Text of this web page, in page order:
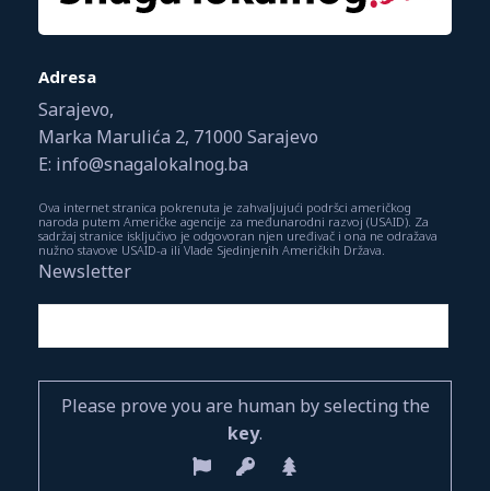
Adresa
Sarajevo,
Marka Marulića 2, 71000 Sarajevo
E: info@snagalokalnog.ba
Ova internet stranica pokrenuta je zahvaljujući podršci američkog
naroda putem Američke agencije za međunarodni razvoj (USAID). Za
sadržaj stranice isključivo je odgovoran njen uređivač i ona ne odražava
nužno stavove USAID-a ili Vlade Sjedinjenih Američkih Država.
Newsletter
Please prove you are human by selecting the
key.